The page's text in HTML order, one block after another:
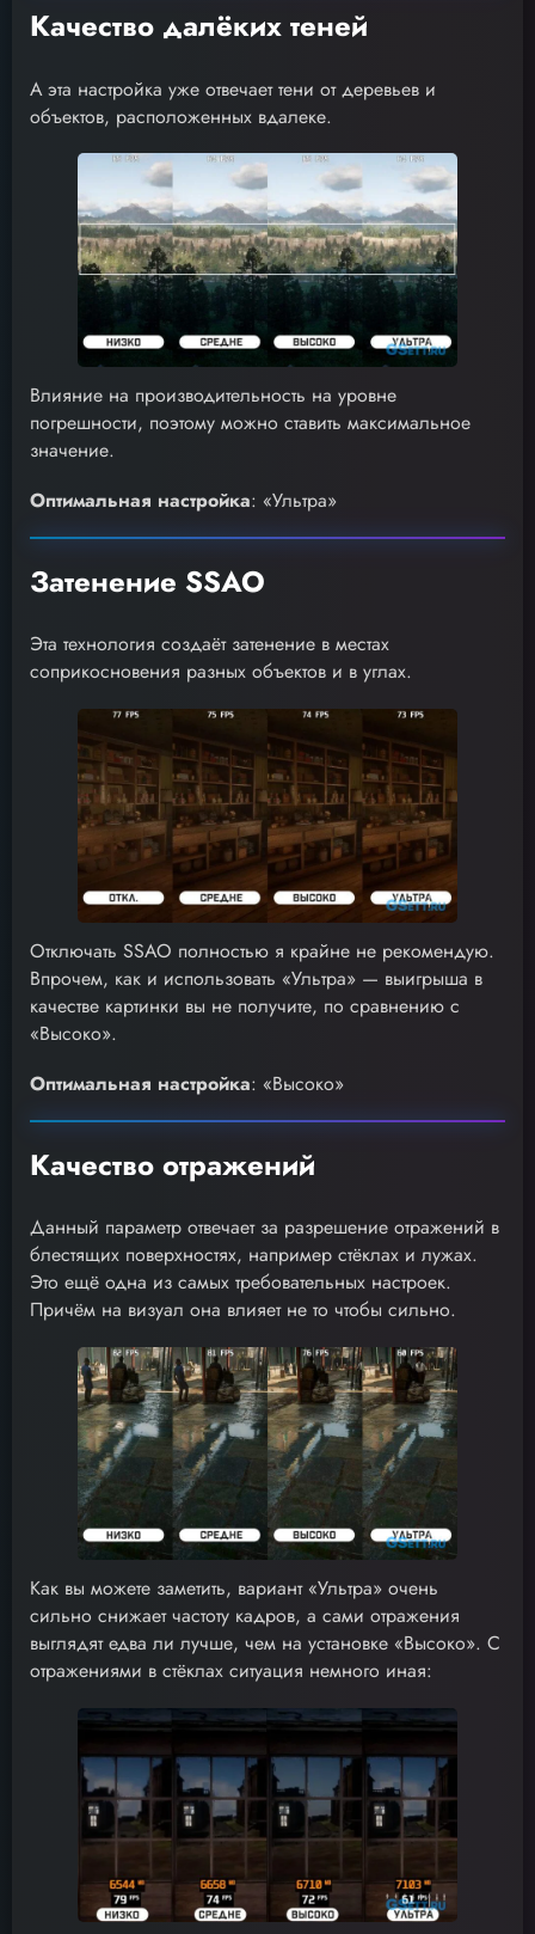
Качество далёких теней
А эта настройка уже отвечает тени от деревьев и
объектов, расположенных вдалеке.
Влияние на производительность на уровне
погрешности, поэтому можно ставить максимальное
значение.
Оптимальная настройка: «Ультра»
Затенение SSAO
Эта технология создаёт затенение в местах
соприкосновения разных объектов и в углах.
Отключать SSAO полностью я крайне не рекомендую.
Впрочем, как и использовать «Ультра» — выигрыша в
качестве картинки вы не получите, по сравнению с
«Высоко».
Оптимальная настройка: «Высоко»
Качество отражений
Данный параметр отвечает за разрешение отражений в
блестящих поверхностях, например стёклах и лужах.
Это ещё одна из самых требовательных настроек.
Причём на визуал она влияет не то чтобы сильно.
Как вы можете заметить, вариант «Ультра» очень
сильно снижает частоту кадров, а сами отражения
выглядят едва ли лучше, чем на установке «Высоко». С
отражениями в стёклах ситуация немного иная: